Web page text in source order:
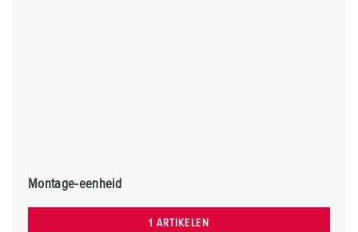
Montage-eenheid
1 ARTIKELEN